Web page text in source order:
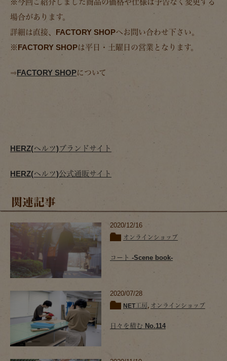
場合があります。
詳細は直接、FACTORY SHOPへお問い合わせ下さい。
※FACTORY SHOPは平日・土曜日の営業となります。
⇒FACTORY SHOPについて
HERZ(ヘルツ)ブランドサイト
HERZ(ヘルツ)公式通販サイト
関連記事
2020/12/16
オンラインショップ
コート -Scene book-
2020/07/28
NET工房, オンラインショップ
日々を積む No.114